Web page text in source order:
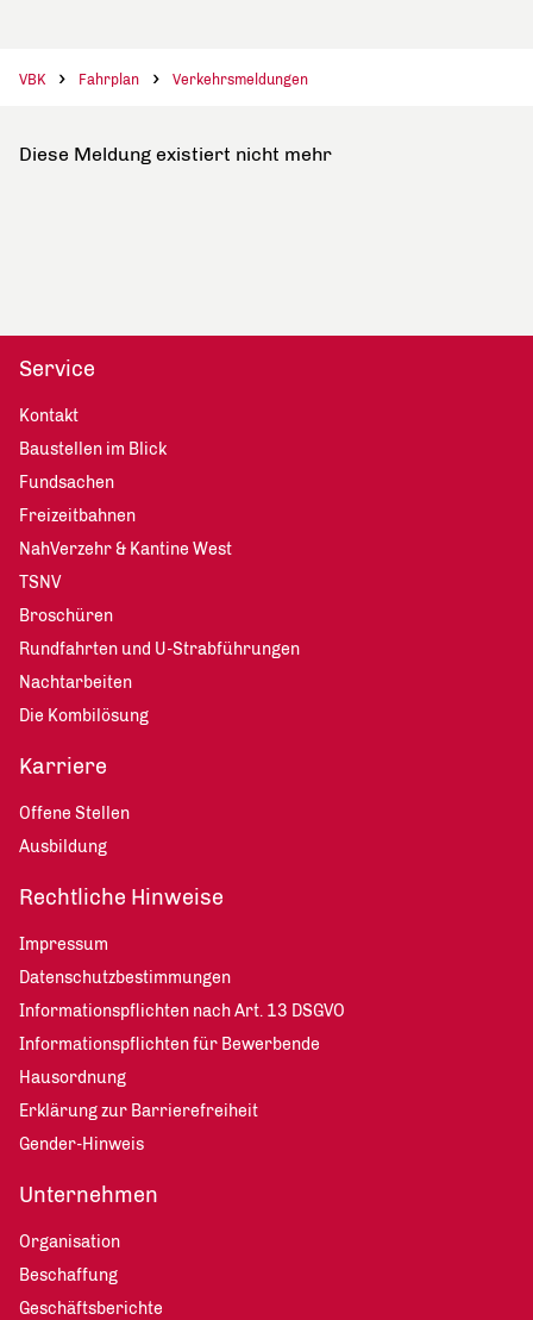
VBK Fahrplan Verkehrsmeldungen
Diese Meldung existiert nicht mehr
Service
Kontakt
Baustellen im Blick
Fundsachen
Freizeitbahnen
NahVerzehr & Kantine West
TSNV
Broschüren
Rundfahrten und U-Strabführungen
Nachtarbeiten
Die Kombilösung
Karriere
Offene Stellen
Ausbildung
Rechtliche Hinweise
Impressum
Datenschutzbestimmungen
Informationspflichten nach Art. 13 DSGVO
Informationspflichten für Bewerbende
Hausordnung
Erklärung zur Barrierefreiheit
Gender-Hinweis
Unternehmen
Organisation
Beschaffung
Geschäftsberichte